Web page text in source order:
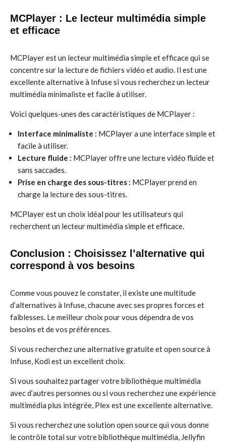
MCPlayer : Le lecteur multimédia simple
et efficace
MCPlayer est un lecteur multimédia simple et efficace qui se
concentre sur la lecture de fichiers vidéo et audio. Il est une
excellente alternative à Infuse si vous recherchez un lecteur
multimédia minimaliste et facile à utiliser.
Voici quelques-unes des caractéristiques de MCPlayer :
Interface minimaliste : MCPlayer a une interface simple et
facile à utiliser.
Lecture fluide : MCPlayer offre une lecture vidéo fluide et
sans saccades.
Prise en charge des sous-titres : MCPlayer prend en
charge la lecture des sous-titres.
MCPlayer est un choix idéal pour les utilisateurs qui
recherchent un lecteur multimédia simple et efficace.
Conclusion : Choisissez l’alternative qui
correspond à vos besoins
Comme vous pouvez le constater, il existe une multitude
d’alternatives à Infuse, chacune avec ses propres forces et
faiblesses. Le meilleur choix pour vous dépendra de vos
besoins et de vos préférences.
Si vous recherchez une alternative gratuite et open source à
Infuse, Kodi est un excellent choix.
Si vous souhaitez partager votre bibliothèque multimédia
avec d’autres personnes ou si vous recherchez une expérience
multimédia plus intégrée, Plex est une excellente alternative.
Si vous recherchez une solution open source qui vous donne
le contrôle total sur votre bibliothèque multimédia, Jellyfin